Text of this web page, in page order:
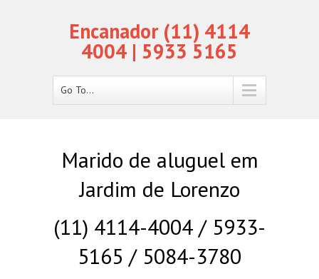
Encanador (11) 4114
4004 | 5933 5165
Go To...
Marido de aluguel em
Jardim de Lorenzo
(11) 4114-4004 / 5933-
5165 / 5084-3780